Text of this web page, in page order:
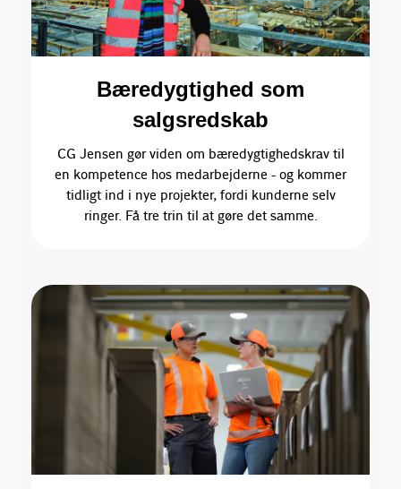
Bæredygtighed som
salgsredskab
CG Jensen gør viden om bæredygtighedskrav til
en kompetence hos medarbejderne - og kommer
tidligt ind i nye projekter, fordi kunderne selv
ringer. Få tre trin til at gøre det samme.